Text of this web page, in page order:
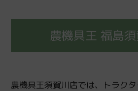
農機具王 福島
農機具王須賀川店では、トラク